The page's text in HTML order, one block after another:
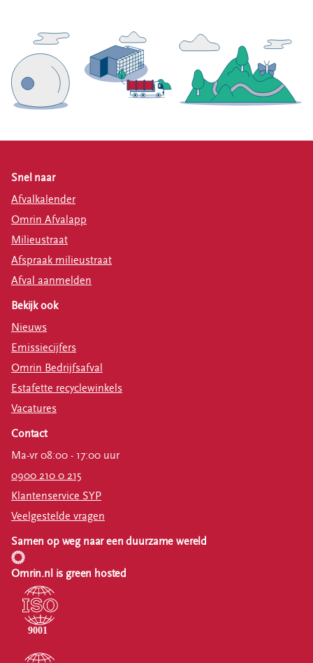
Snel naar
Afvalkalender
Omrin Afvalapp
Milieustraat
Afspraak milieustraat
Afval aanmelden
Bekijk ook
Nieuws
Emissiecijfers
Omrin Bedrijfsafval
Estafette recyclewinkels
Vacatures
Contact
Ma-vr 08:00 - 17:00 uur
0900 210 0 215
Klantenservice SYP
Veelgestelde vragen
Samen op weg naar een duurzame wereld
Omrin.nl is green hosted